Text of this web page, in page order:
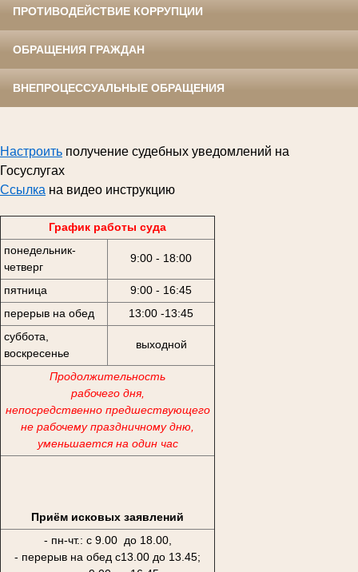
ПРОТИВОДЕЙСТВИЕ КОРРУПЦИИ
ОБРАЩЕНИЯ ГРАЖДАН
ВНЕПРОЦЕССУАЛЬНЫЕ ОБРАЩЕНИЯ
Настроить получение судебных уведомлений на
Госуслугах
Ссылка на видео инструкцию
График работы суда
понедельник-
четверг
9:00 - 18:00
пятница
9:00 - 16:45
перерыв на обед
13:00 -13:45
суббота,
воскресенье
выходной
Продолжительность
рабочего дня,
непосредственно предшествующего
не рабочему праздничному дню,
уменьшается на один час
Приём исковых заявлений
- пн-чт.: с 9.00 до 18.00,
- перерыв на обед с13.00 до 13.45;